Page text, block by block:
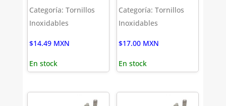
Categoría: Tornillos
Inoxidables
$14.49 MXN
En stock
Categoría: Tornillos
Inoxidables
$17.00 MXN
En stock